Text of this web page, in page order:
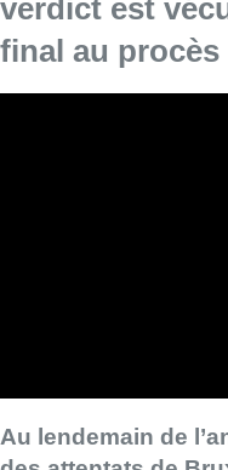
verdict est
final au procès
La nuit fut courte pour les
Pour certaines d’entre
épreuve, parfois teintée
comprendre. Chacun
►Voir aussi||Procès
verdict pour chaque
►
“Du haut vol”, “un